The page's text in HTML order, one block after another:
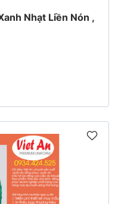
Nhạt Liền Nón ,